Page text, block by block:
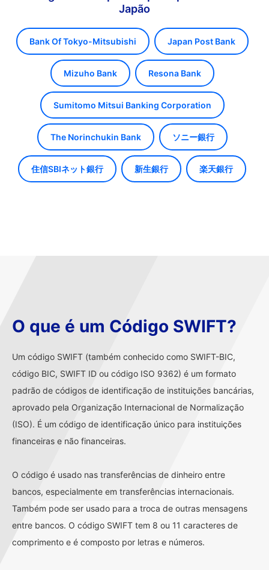
Japão
Bank Of Tokyo-Mitsubishi Japan Post Bank
Mizuho Bank Resona Bank
Sumitomo Mitsui Banking Corporation
The Norinchukin Bank ソニー銀行
住信SBIネット銀行 新生銀行 楽天銀行
O que é um Código SWIFT?
Um código SWIFT (também conhecido como SWIFT-BIC,
código BIC, SWIFT ID ou código ISO 9362) é um formato
padrão de códigos de identificação de instituições bancárias,
aprovado pela Organização Internacional de Normalização
(ISO). É um código de identificação único para instituições
financeiras e não financeiras.
O código é usado nas transferências de dinheiro entre
bancos, especialmente em transferências internacionais.
Também pode ser usado para a troca de outras mensagens
entre bancos. O código SWIFT tem 8 ou 11 caracteres de
comprimento e é composto por letras e números.